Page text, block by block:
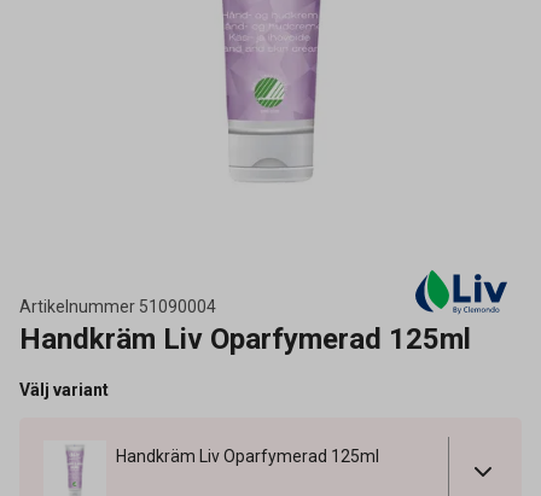
Artikelnummer 51090004
Handkräm Liv Oparfymerad 125ml
Välj variant
Handkräm Liv Oparfymerad 125ml